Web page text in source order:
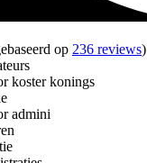
op 236 reviews)